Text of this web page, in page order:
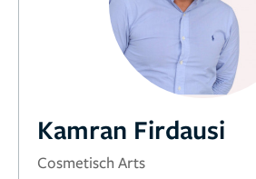
Kamran Firdausi
Cosmetisch Arts